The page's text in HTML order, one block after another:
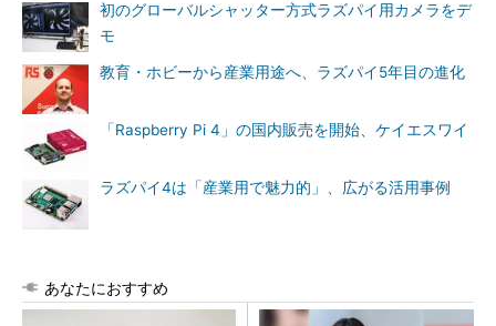
初のグローバルシャッター方式ラズパイ用カメラをデ
モ
教育・ホビーから産業用途へ、ラズパイ5年目の進化
「Raspberry Pi 4」の国内販売を開始、ケイエスワイ
ラズパイ4は「産業用で魅力的」、広がる活用事例
あなたにおすすめ